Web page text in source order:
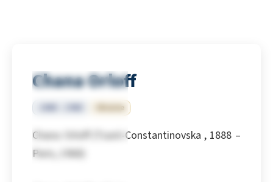
Chana Orloff
Ukraine
Chana Orloff (Tsaré-Constantinovska , 1888 –
Paris, 1968)